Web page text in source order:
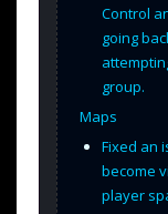
Control
going
group.
Maps
Fixed an
become
player